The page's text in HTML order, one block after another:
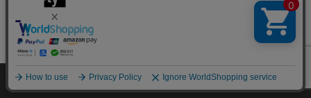
Copyright©伊東屋 All Rights Reserved.